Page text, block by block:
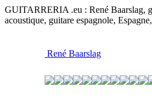
GUITARRERIA .eu : René Baarslag,
acoustique, guitare espagnole,
René Baarslag